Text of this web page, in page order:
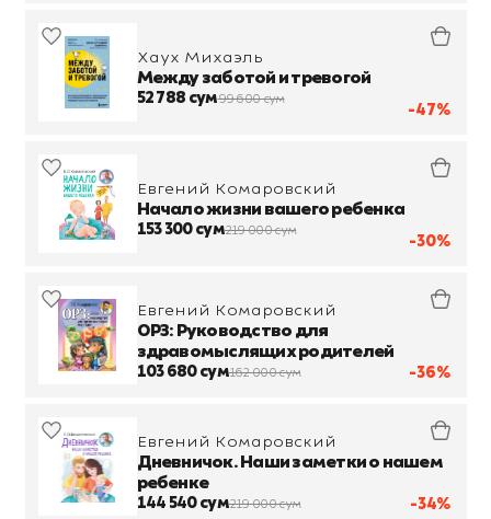
-47%
Хаух Михаэль
Между заботой и тревогой
52 788 сум99 600 сум
-30%
Евгений Комаровский
Начало жизни вашего ребенка
153 300 сум219 000 сум
-36%
Евгений Комаровский
ОРЗ: Руководство для
здравомыслящих родителей
103 680 сум162 000 сум
-34%
Евгений Комаровский
Дневничок. Наши заметки о нашем
ребенке
144 540 сум219 000 сум